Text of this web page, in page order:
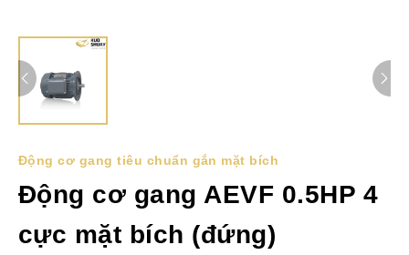
Động cơ gang tiêu chuẩn gắn mặt bích
Động cơ gang AEVF 0.5HP 4
cực mặt bích (đứng)